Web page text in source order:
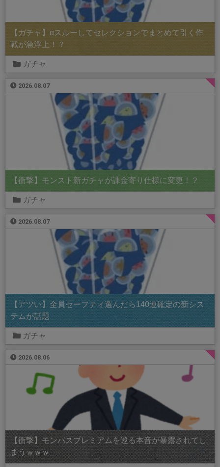
【ガチャ】αスルーしてセレクションでまとめて引く作
戦が急浮上！？
ガチャ
2026.08.07
【衝撃】モンスト新ガチャが課金寄り仕様に変更！？
ガチャ
2026.08.07
【アツい】全員セーフティ選んだら140連確定の新シス
テムが話題
ガチャ
2026.08.06
【衝撃】モンパスプレミアムを巡る本音が暴露されてし
まうｗｗｗ